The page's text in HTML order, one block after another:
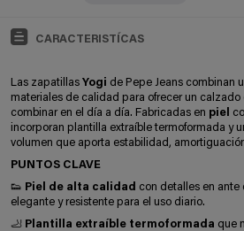
CARACTERISTÍCAS
Las zapatillas Yogi de Pepe Jeans combinan
materiales de calidad para ofrecer un
combinar en el día a día. Fabricadas en piel
incorporan plantilla extraíble termoformada y
volumen que aporta estabilidad,
PUNTOS CLAVE
👟 Piel de alta calidad con detalles en
elegante y resistente para el uso diario.
🦶 Plantilla extraíble termoformada que